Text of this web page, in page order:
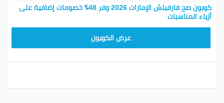
كوبون صح فارفيتش الإمارات 2026 وفر 48٪ خصومات إضافية على
أزياء المناسبات
عرض الكوبون